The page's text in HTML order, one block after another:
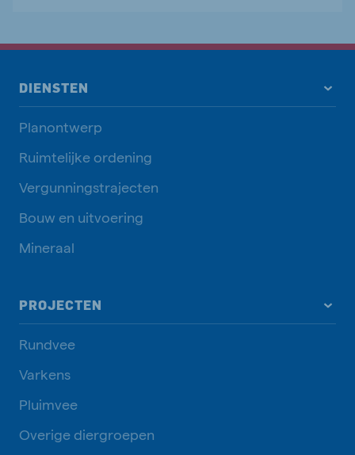
DIENSTEN
Planontwerp
Ruimtelijke ordening
Vergunningstrajecten
Bouw en uitvoering
Mineraal
PROJECTEN
Rundvee
Varkens
Pluimvee
Overige diergroepen